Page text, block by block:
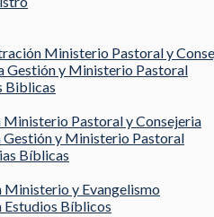
Ministerio Pastoral y
Gestión y Ministerio Pastoral
Biblicas
Ministerio Pastoral y Consejeria
Gestión y Ministerio Pastoral
Bíblicas
Ministerio y Evangelismo
Estudios Bíblicos